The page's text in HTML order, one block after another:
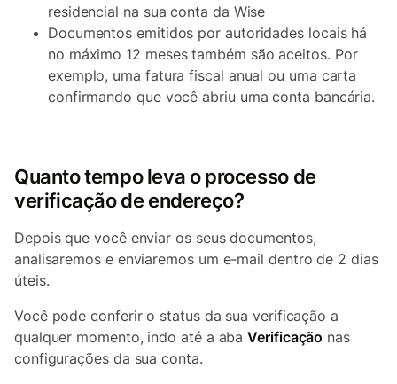
residencial na sua conta da Wise
Documentos emitidos por autoridades locais há
no máximo 12 meses também são aceitos. Por
exemplo, uma fatura fiscal anual ou uma carta
confirmando que você abriu uma conta bancária.
Quanto tempo leva o processo de
verificação de endereço?
Depois que você enviar os seus documentos,
analisaremos e enviaremos um e-mail dentro de 2 dias
úteis.
Você pode conferir o status da sua verificação a
qualquer momento, indo até a abaVerificação nas
configurações da sua conta.